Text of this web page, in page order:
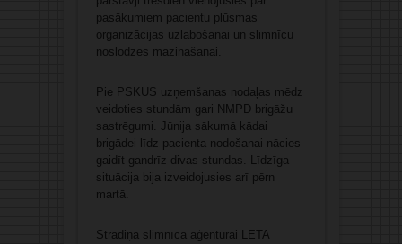
pasākumiem pacientu plūsmas
organizācijas uzlabošanai un slimnīcu
noslodzes mazināšanai.
Pie PSKUS uzņemšanas nodaļas mēdz
veidoties stundām gari NMPD brigāžu
sastrēgumi. Jūnija sākumā kādai
brigādei līdz pacienta nodošanai nācies
gaidīt gandrīz divas stundas. Līdzīga
situācija bija izveidojusies arī pērn
martā.
Stradiņa slimnīcā aģentūrai LETA